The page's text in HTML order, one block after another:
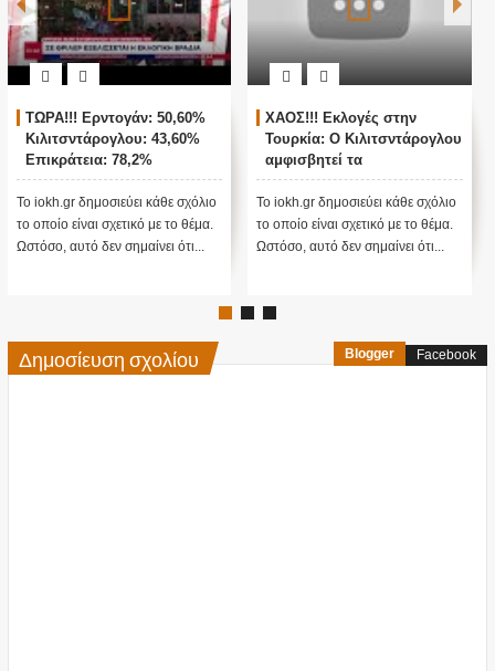
50,60%
43,60%
78,2%
κάθε σχόλιο
σχετικό με το θέμα.
δεν σημαίνει ότι...
ΧΑΟΣ!!! Εκλογές στην
Τουρκία: Ο Κιλιτσντάρογλου
αμφισβητεί τα
αποτελέσματα θα γίνουν
ενστάσεις...
Το iokh.gr δημοσιεύει κάθε σχόλιο
το οποίο είναι σχετικό με το θέμα.
Ωστόσο, αυτό δεν σημαίνει ότι...
ΑΓΚΥΡΑ
Το iokh.gr
το οποίο
Ωστόσο,
Δημοσίευση σχολίου Blogger Facebook